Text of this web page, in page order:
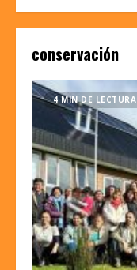
conservación
4 MIN DE LECTURA